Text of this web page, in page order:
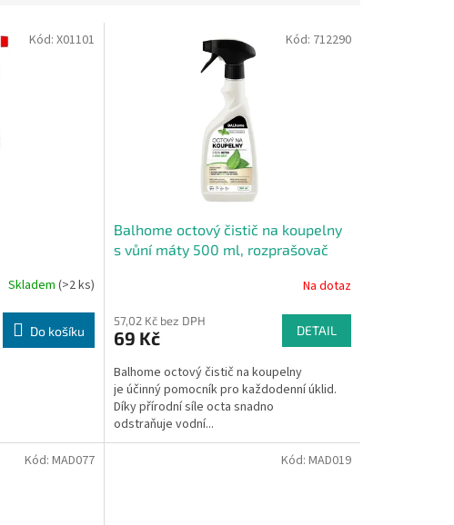
Skladem (>2 ks)
Do košíku
Kód: X01101
Balhome octový čistič na koupelny
s vůní máty 500 ml, rozprašovač
Na dotaz
57,02 Kč bez DPH
69 Kč DETAIL
Balhome octový čistič na koupelny
je účinný pomocník pro každodenní úklid.
Díky přírodní síle octa snadno
odstraňuje vodní...
Kód: 712290
Kód: MAD077 Kód: MAD019